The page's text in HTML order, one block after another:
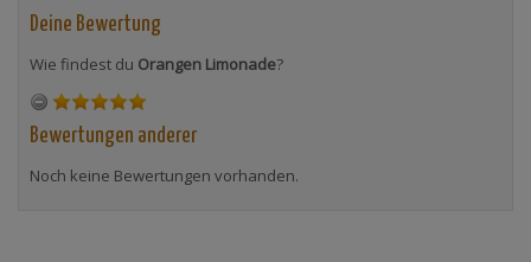
Deine Bewertung
Wie findest du Orangen Limonade?
Bewertungen anderer
Noch keine Bewertungen vorhanden.